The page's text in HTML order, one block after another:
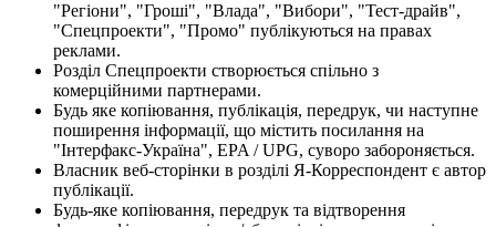
"Регіони", "Гроші", "Влада", "Вибори", "Тест-драйв",
"Спецпроекти", "Промо" публікуються на правах
реклами.
Розділ Спецпроекти створюється спільно з
комерційними партнерами.
Будь яке копіювання, публікація, передрук, чи наступне
поширення інформації, що містить посилання на
"Інтерфакс-Україна", EPA / UPG, суворо забороняється.
Власник веб-сторінки в розділі Я-Корреспондент є автор
публікації.
Будь-яке копіювання, передрук та відтворення